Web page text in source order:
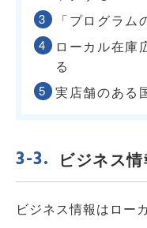
「プログラ
ローカル在庫
る
実店舗のある
ビジネス
ビジネス情報はロー